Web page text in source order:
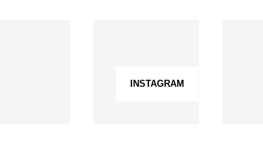
INSTAGRAM